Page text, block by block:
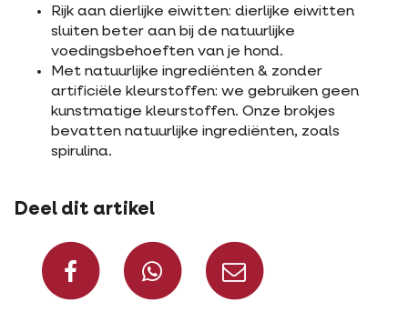
Rijk aan dierlijke eiwitten: dierlijke eiwitten
sluiten beter aan bij de natuurlijke
voedingsbehoeften van je hond.
Met natuurlijke ingrediënten & zonder
artificiële kleurstoffen: we gebruiken geen
kunstmatige kleurstoffen. Onze brokjes
bevatten natuurlijke ingrediënten, zoals
spirulina.
Deel dit artikel
Deel op Facebook
Deel via